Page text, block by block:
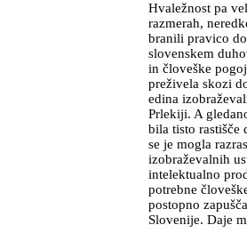
Hvaležnost pa
razmerah,
branili pravico
slovenskem
in človeške
preživela skozi
edina
Prlekiji. A
bila tisto rastišče
se je mogla
izobraževalnih
intelektualno
potrebne
postopno
Slovenije. Daje